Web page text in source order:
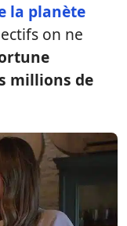
la planète
on ne
millions de